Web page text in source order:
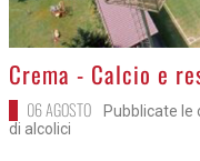
>
Crema - Calcio e
06 AGOSTO
Pubblicate le
di alcolici